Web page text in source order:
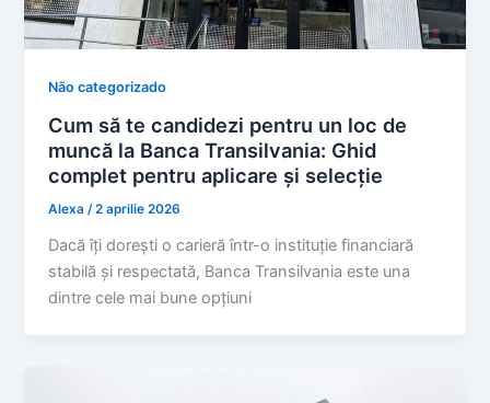
Não categorizado
Cum să te candidezi pentru un loc de
muncă la Banca Transilvania: Ghid
complet pentru aplicare și selecție
Alexa/2 aprilie 2026
Dacă îți dorești o carieră într-o instituție financiară
stabilă și respectată, Banca Transilvania este una
dintre cele mai bune opțiuni